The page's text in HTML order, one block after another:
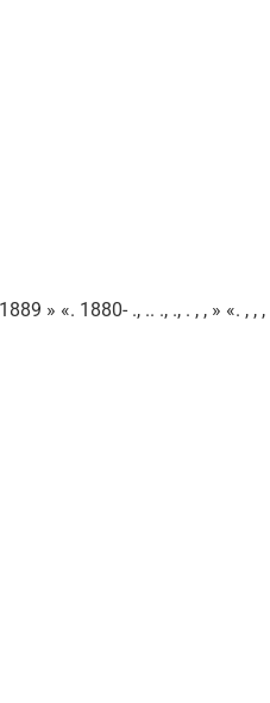
» «. 1880- ., .. ., ., . , , » «. , , ,